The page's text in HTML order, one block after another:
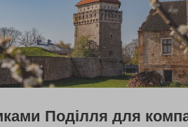
Поділля для